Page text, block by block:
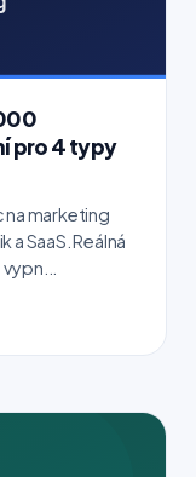
pro 4 typy
na marketing
SaaS. Reálná